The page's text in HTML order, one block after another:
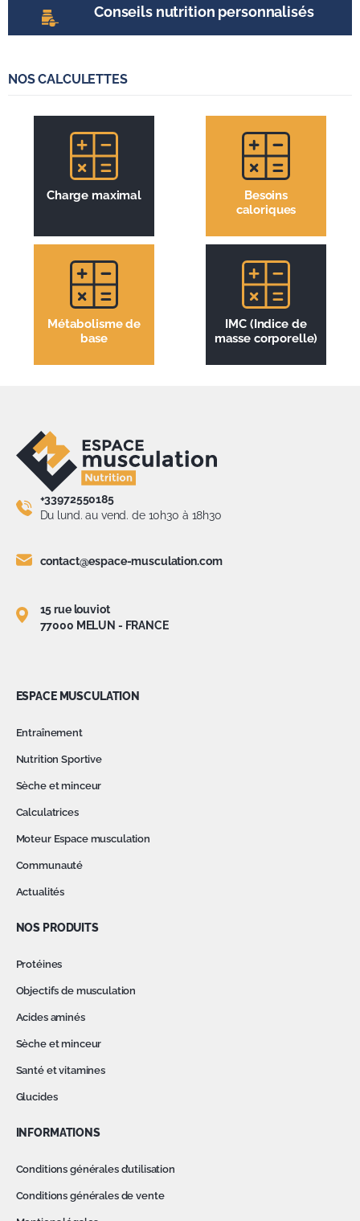
Conseils nutrition personnalisés
NOS CALCULETTES
Charge maximal
Besoins
caloriques
Métabolisme de
base
IMC (Indice de
masse corporelle)
+33972550185
Du lund. au vend. de 10h30 à 18h30
contact@espace-musculation.com
15 rue louviot
77000 MELUN - FRANCE
ESPACE MUSCULATION
Entraînement
Nutrition Sportive
Sèche et minceur
Calculatrices
Moteur Espace musculation
Communauté
Actualités
NOS PRODUITS
Protéines
Objectifs de musculation
Acides aminés
Sèche et minceur
Santé et vitamines
Glucides
INFORMATIONS
Conditions générales d’utilisation
Conditions générales de vente